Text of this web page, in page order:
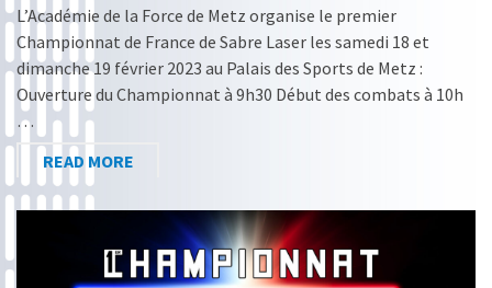
L’Académie de la Force de Metz organise le premier
Championnat de France de Sabre Laser les samedi 18 et
dimanche 19 février 2023 au Palais des Sports de Metz :
Ouverture du Championnat à 9h30 Début des combats à 10h
…
READ MORE